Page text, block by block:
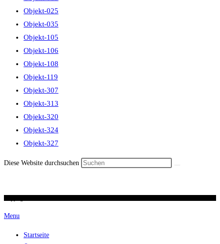
Objekt-025
Objekt-035
Objekt-105
Objekt-106
Objekt-108
Objekt-119
Objekt-307
Objekt-313
Objekt-320
Objekt-324
Objekt-327
Diese Website durchsuchen
Menu
Startseite